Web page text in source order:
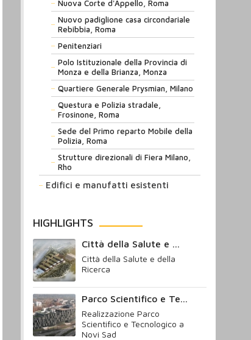
Nuova Corte d'Appello, Roma
Nuovo padiglione casa circondariale
Rebibbia, Roma
Penitenziari
Polo Istituzionale della Provincia di
Monza e della Brianza, Monza
Quartiere Generale Prysmian, Milano
Questura e Polizia stradale,
Frosinone, Roma
Sede del Primo reparto Mobile della
Polizia, Roma
Strutture direzionali di Fiera Milano,
Rho
Edifici e manufatti esistenti
HIGHLIGHTS
Città della Salute e ...
Città della Salute e della
Ricerca
Parco Scientifico e Te...
Realizzazione Parco
Scientifico e Tecnologico a
Novi Sad